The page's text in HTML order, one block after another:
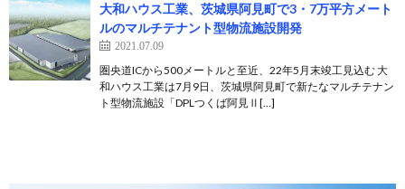
大和ハウス工業、茨城県阿見町で3・7万平方メート
ルのマルチテナント型物流施設開発
2021.07.09
圏央道ICから500メートルと至近、22年5月末竣工見込む 大
和ハウス工業は7月9日、茨城県阿見町で新たなマルチテナン
ト型物流施設「DPLつくば阿見Ⅱ[…]